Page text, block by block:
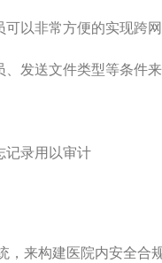
以非常方便的实现跨
发送文件类型等条件
记录用以审计
来构建医院内安全合